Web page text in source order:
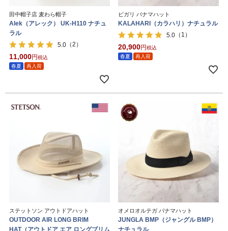
田中帽子店 麦わら帽子
Alek（アレック） UK-H110 ナチュ
ラル
5.0 （2）
11,000
税込
春夏
再入荷
ビガリ パナマハット
KALAHARI（カラハリ）ナチュラル
5.0 （1）
20,900
税込
春夏
再入荷
ステットソン アウトドアハット
OUTDOOR AIR LONG BRIM
HAT（アウトドア エア ロングブリム
オメロオルテガ パナマハット
JUNGLA BMP（ジャングル BMP）
ナチュラル